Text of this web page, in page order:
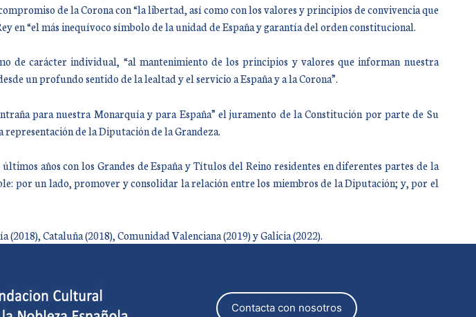
de la Corona con “la libertad, así como con los valores y principios de convivencia que
en “el más inequívoco símbolo de la unidad de España y garantía del orden constitucional.
de carácter individual, “al mantenimiento de los principios y valores que informan nuestra
un profundo sentido de la lealtad y el servicio a España y a la Corona”.
para nuestra Monarquía y para España” el juramento de la Constitución por parte de Su
de la Diputación de la Grandeza.
años con los Grandes de España y Títulos del Reino residentes en diferentes partes de la
por un lado, promover y consolidar la relación entre los miembros de la Diputación; y, por el
Cataluña (2018), Comunidad Valenciana (2019) y Galicia (2022).
Contacta con nosotros